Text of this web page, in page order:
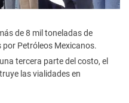
de 8 mil toneladas de
Petróleos Mexicanos.
tercera parte del costo, el
las vialidades en